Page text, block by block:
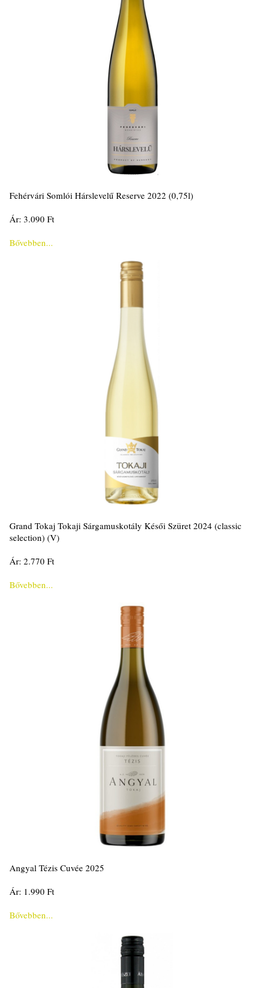
Fehérvári Somlói Hárslevelű Reserve 2022 (0,75l)
Ár: 3.090 Ft
Bővebben...
Grand Tokaj Tokaji Sárgamuskotály Késői Szüret 2024 (classic
selection) (V)
Ár: 2.770 Ft
Bővebben...
Angyal Tézis Cuvée 2025
Ár: 1.990 Ft
Bővebben...